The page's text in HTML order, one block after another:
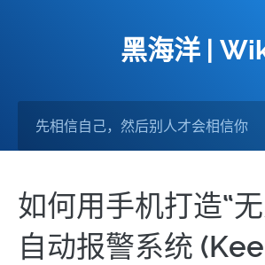
黑海洋 |
如何用手机打造“
自动报警系统